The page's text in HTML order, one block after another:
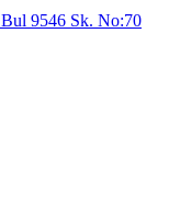
9546 Sk. No:70